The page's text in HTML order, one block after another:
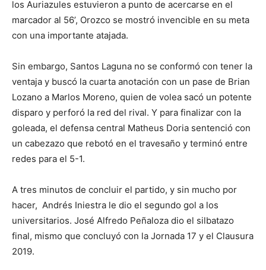
los Auriazules estuvieron a punto de acercarse en el
marcador al 56’, Orozco se mostró invencible en su meta
con una importante atajada.
Sin embargo, Santos Laguna no se conformó con tener la
ventaja y buscó la cuarta anotación con un pase de Brian
Lozano a Marlos Moreno, quien de volea sacó un potente
disparo y perforó la red del rival. Y para finalizar con la
goleada, el defensa central Matheus Doria sentenció con
un cabezazo que rebotó en el travesaño y terminó entre
redes para el 5-1.
A tres minutos de concluir el partido, y sin mucho por
hacer, Andrés Iniestra le dio el segundo gol a los
universitarios. José Alfredo Peñaloza dio el silbatazo
final, mismo que concluyó con la Jornada 17 y el Clausura
2019.